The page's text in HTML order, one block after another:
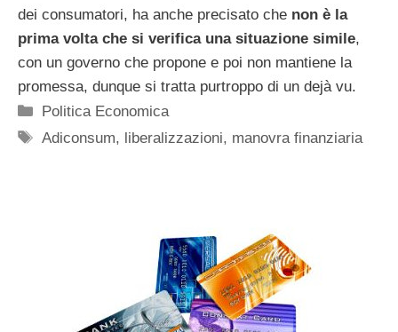
dei consumatori, ha anche precisato che non è la
prima volta che si verifica una situazione simile,
con un governo che propone e poi non mantiene la
promessa, dunque si tratta purtroppo di un dejà vu.
Categorie
Politica Economica
Tag
Adiconsum, liberalizzazioni, manovra finanziaria